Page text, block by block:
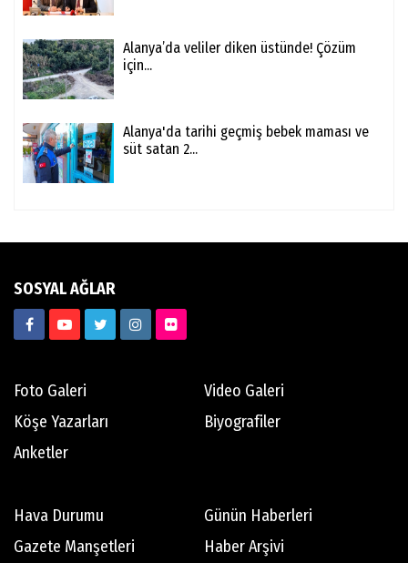
Alanya’da veliler diken üstünde! Çözüm
için...
Alanya'da tarihi geçmiş bebek maması ve
süt satan 2...
SOSYAL AĞLAR
Foto Galeri
Video Galeri
Köşe Yazarları
Biyografiler
Anketler
Hava Durumu
Günün Haberleri
Gazete Manşetleri
Haber Arşivi